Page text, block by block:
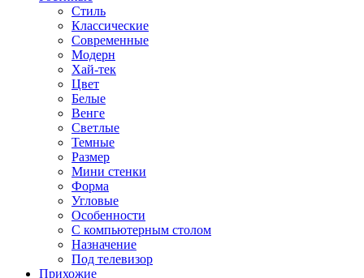
Стиль
Классические
Современные
Модерн
Хай-тек
Цвет
Белые
Венге
Светлые
Темные
Размер
Мини стенки
Форма
Угловые
Особенности
С компьютерным столом
Назначение
Под телевизор
Прихожие